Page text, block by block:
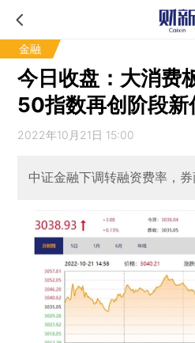
金融
今日收盘：大消费
50指数再创阶段新
2022年10月21日 15:00
中证金融下调转融资费率，